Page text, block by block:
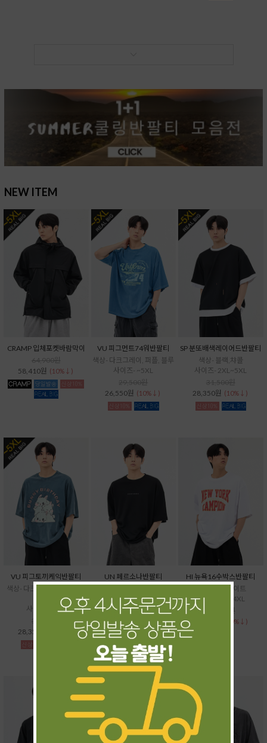
NEW ITEM
CRAMP 입체포켓바람막이
58,410원 (10%↓)
VU 피그먼트74워반팔티
색상- 다크그레이, 퍼플, 블루
사이즈- ~5XL
26,550원 (10%↓)
SP 분또배색레이어드반팔티
색상- 블랙,챠콜
사이즈- 2XL~5XL
28,350원 (10%↓)
VU 피그토끼케익반팔티
색상- 다크그레이,베이지,블
사이즈- ~5XL
28,350원
UN 페르소나반팔티
사이즈- ~4XL
31,500원
28,350원
(10%↓)
HI 뉴욕16수박스반팔티
색상- 블랙,화이트
사이즈- XL~4XL
(10%↓)